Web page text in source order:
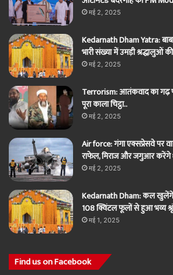
मई 2, 2025
Kedarnath Dham Yatra:
भारी संख्या में उमड़ी श्रद्धालुओं
मई 2, 2025
Terrorism: आतंकवाद का गढ़
पूरा काला चिट्ठा..
मई 2, 2025
Air force: गंगा एक्सप्रेसवे पर
राफेल, मिराज और जगुआर करेंगे
मई 2, 2025
Kedarnath Dham: कल खुलेंगे
108 क्विंटल फूलों से हुआ भव्य
मई 1, 2025
Find us on Facebook